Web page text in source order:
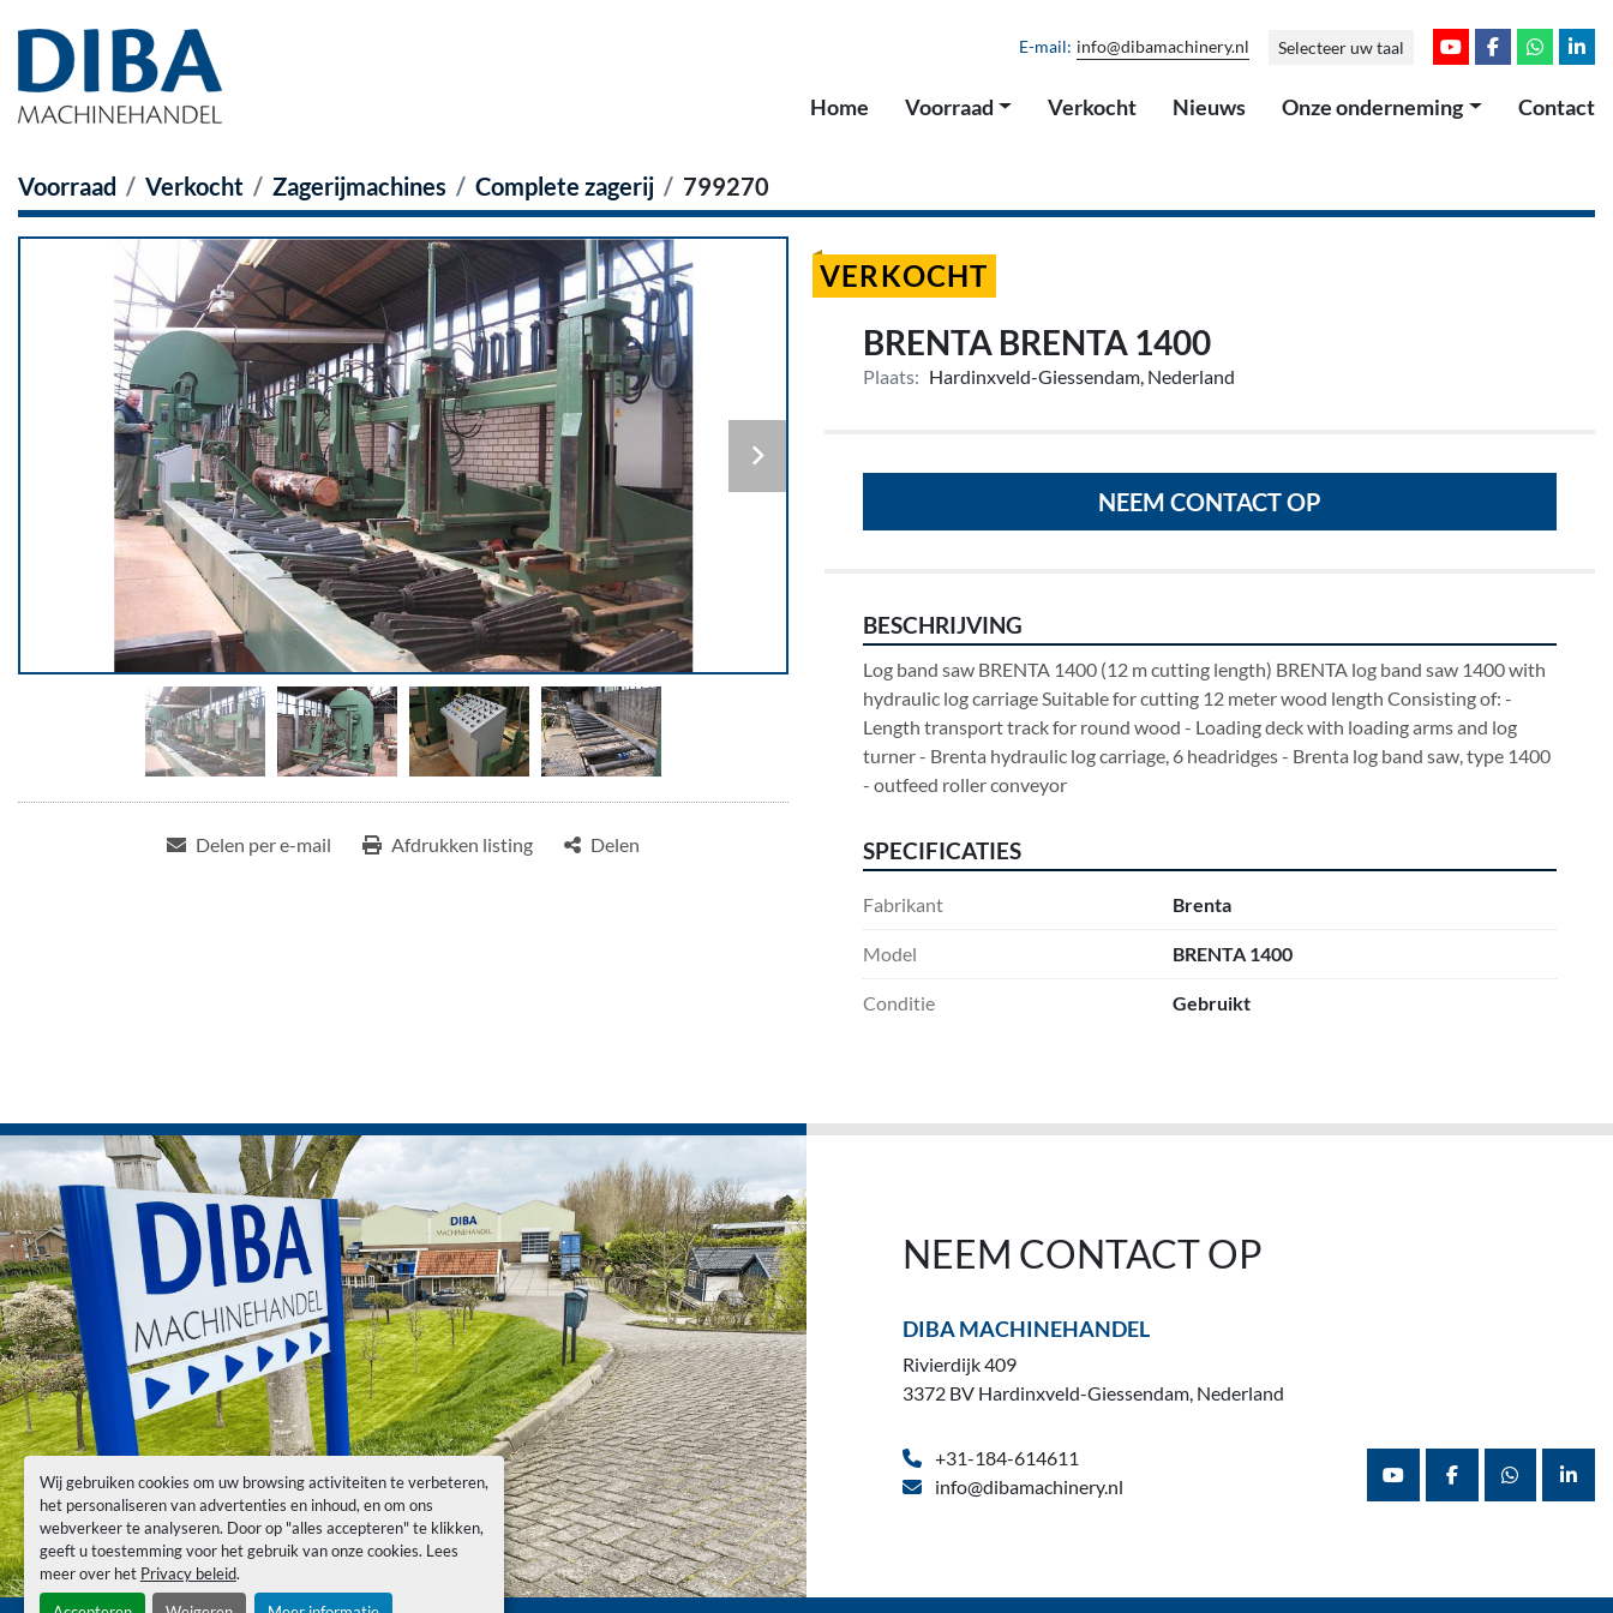
Wij gebruiken cookies om uw browsing activiteiten te verbeteren,
het personaliseren van advertenties en inhoud, en om ons
webverkeer te analyseren. Door op "alles accepteren" te klikken,
geeft u toestemming voor het gebruik van onze cookies. Lees
meer over het Privacy beleid.
E-mail: info@dibamachinery.nl Selecteer uw taal
youtubefacebook
Home Voorraad Verkocht Nieuws Onze onderneming Contact
Voorraad Verkocht Zagerijmachines Complete zagerij 799270
Delen per e-mail Afdrukken listing Delen
VERKOCHT
BRENTA BRENTA 1400
Plaats: Hardinxveld-Giessendam, Nederland
NEEM CONTACT OP
BESCHRIJVING
Log band saw BRENTA 1400 (12 m cutting length) BRENTA log band saw 1400 with
hydraulic log carriage Suitable for cutting 12 meter wood length Consisting of: -
Length transport track for round wood - Loading deck with loading arms and log
turner - Brenta hydraulic log carriage, 6 headridges - Brenta log band saw, type 1400
- outfeed roller conveyor
SPECIFICATIES
Fabrikant Brenta
Model BRENTA 1400
Conditie Gebruikt
NEEM CONTACT OP
DIBA MACHINEHANDEL
Rivierdijk 409
3372 BV Hardinxveld-Giessendam, Nederland
+31-184-614611
info@dibamachinery.nl
youtubefacebookwhatsapp